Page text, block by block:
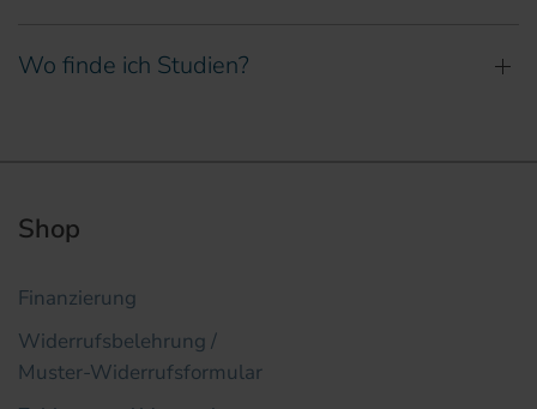
Wo finde ich Studien?
Shop
Finanzierung
Widerrufsbelehrung /
Muster-Widerrufsformular